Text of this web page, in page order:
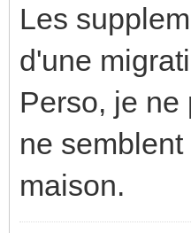
Les
d'une
Perso, je ne
ne
maison.